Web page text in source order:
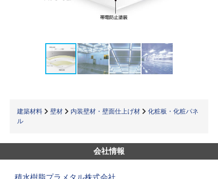
建築材料 壁材 内装壁材・壁面仕上げ材
化粧板・化粧パネ
ル
会社情報
積水樹脂プラメタル株式会社